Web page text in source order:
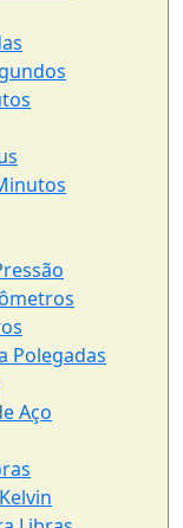
Polegadas
Aço